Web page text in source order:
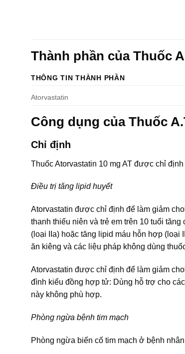
Thành phần của Thuốc
THÔNG TIN THÀNH PHẦN
Atorvastatin
Công dụng của Thuốc
Chỉ định
Thuốc Atorvastatin 10 mg AT được chỉ
Điều trị tăng lipid huyết
Atorvastatin được chỉ định để làm giảm
thanh thiếu niên và trẻ em trên 10 tuổi
(loại IIa) hoặc tăng lipid máu hỗn hợp
ăn kiêng và các liệu pháp không dùng
Atorvastatin được chỉ định để làm giảm
đình kiểu đồng hợp tử: Dùng hỗ trợ cho
này không phù hợp.
Phòng ngừa bệnh tim mạch
Phòng ngừa biến cố tim mạch ở bệnh